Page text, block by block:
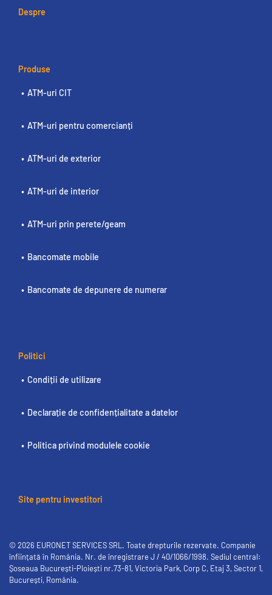
Despre
Produse
ATM-uri CIT
ATM-uri pentru comercianți
ATM-uri de exterior
ATM-uri de interior
ATM-uri prin perete/geam
Bancomate mobile
Bancomate de depunere de numerar
Politici
Condiții de utilizare
Declarație de confidențialitate a datelor
Politica privind modulele cookie
Site pentru investitori
© 2026 EURONET SERVICES SRL. Toate drepturile rezervate. Companie
înființată în România. Nr. de înregistrare J / 40/1066/1998. Sediul central:
Șoseaua București-Ploiești nr.73-81, Victoria Park, Corp C, Etaj 3, Sector 1,
București, România.